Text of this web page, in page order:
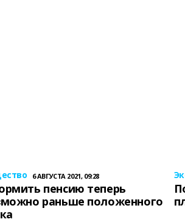
6 АВГУСТА 2021, 09:28
пенсию теперь
раньше положенного